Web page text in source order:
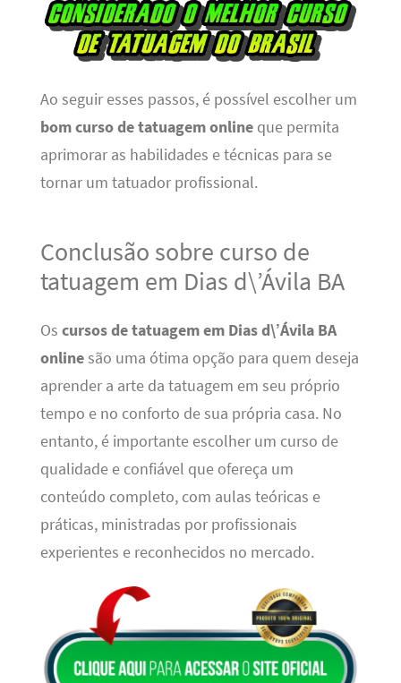
Ao seguir esses passos, é possível escolher um
bom curso de tatuagem onlineque permita
aprimorar as habilidades e técnicas para se
tornar um tatuador profissional.
Conclusão sobre curso de
tatuagem em Dias d\’Ávila BA
Os cursos de tatuagem em Dias d\’Ávila BA
onlinesão uma ótima opção para quem deseja
aprender a arte da tatuagem em seu próprio
tempo e no conforto de sua própria casa. No
entanto, é importante escolher um curso de
qualidade e confiável que ofereça um
conteúdo completo, com aulas teóricas e
práticas, ministradas por profissionais
experientes e reconhecidos no mercado.